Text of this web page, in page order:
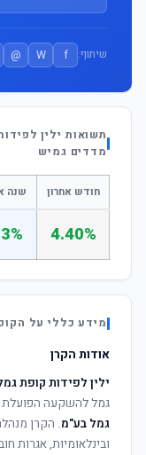
שיתוף: f
W
@
תשואות ילין
מדדים גמיש
חודש אחרון שנה
4.40%
מידע כללי על
אודות הקרן
ילין לפידות קופת
גמל להשקעה הפועלת
גמל בע"מ. הקרן
ובינלאומיות, אגרות